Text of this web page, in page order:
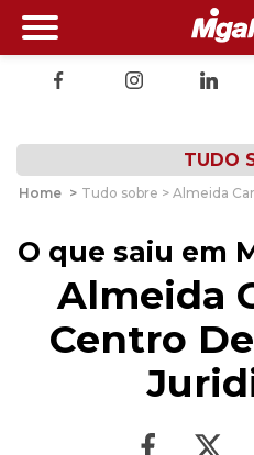
TUDO
Home > Tudo sobre > Almeida
O que saiu em
Almeida
Centro